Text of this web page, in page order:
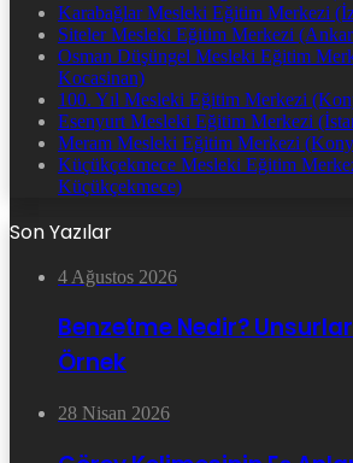
Karabağlar Mesleki Eğitim Merkezi
Siteler Mesleki Eğitim Merkezi
Osman Düşüngel Mesleki Eğitim
Kocasinan)
100. Yıl Mesleki Eğitim Merkezi
Esenyurt Mesleki Eğitim Merkezi
Meram Mesleki Eğitim Merkezi
Küçükçekmece Mesleki Eğitim
Küçükçekmece)
Son Yazılar
4 Ağustos 2026
Benzetme Nedir?
Örnek
28 Nisan 2026